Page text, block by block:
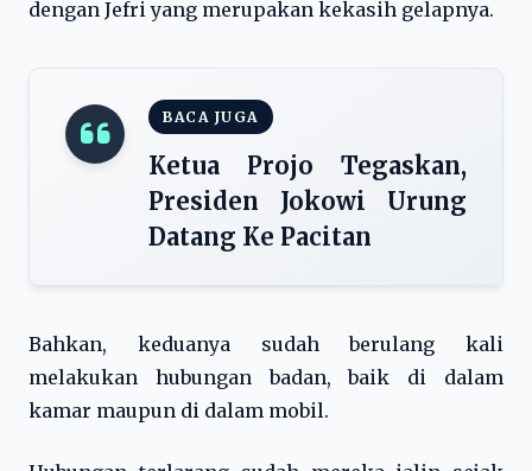
dengan Jefri yang merupakan kekasih gelapnya.
BACA JUGA
Ketua Projo Tegaskan,
Presiden Jokowi Urung
Datang Ke Pacitan
Bahkan, keduanya sudah berulang kali
melakukan hubungan badan, baik di dalam
kamar maupun di dalam mobil.